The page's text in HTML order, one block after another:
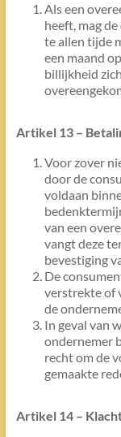
Als een
heeft, mag
te allen tijde
een maand
billijkheid
Artikel 13 –
Voor zover
door de
voldaan
van een
vangt deze
bevestiging
De
verstrekte of
de
In geval van
ondernemer
recht om de
gemaakte
Artikel 14 –